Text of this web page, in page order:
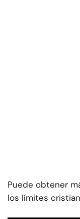
Puede obtener
los límites